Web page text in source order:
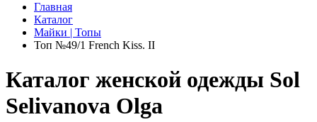
Главная
Каталог
Майки | Топы
Топ №49/1 French Kiss. II
Каталог женской одежды Sol
Selivanova Olga